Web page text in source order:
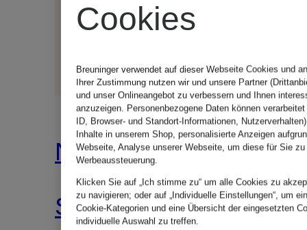
Nike
Stirnband
bala
Cookies
Breuninger verwendet auf dieser Webseite Cookies und
Ihrer Zustimmung nutzen wir und unsere Partner
und unser Onlineangebot zu verbessern und Ihnen
anzuzeigen. Personenbezogene Daten können
ID, Browser- und Standort-Informationen,
Inhalte in unserem Shop, personalisierte Anzeigen
Webseite, Analyse unserer Webseite, um diese für Sie
Werbeaussteuerung.
Klicken Sie auf „Ich stimme zu“ um alle Cookies zu
zu navigieren; oder auf „Individuelle Einstellungen“, um
Cookie-Kategorien und eine Übersicht der eingesetzten
individuelle Auswahl zu treffen.